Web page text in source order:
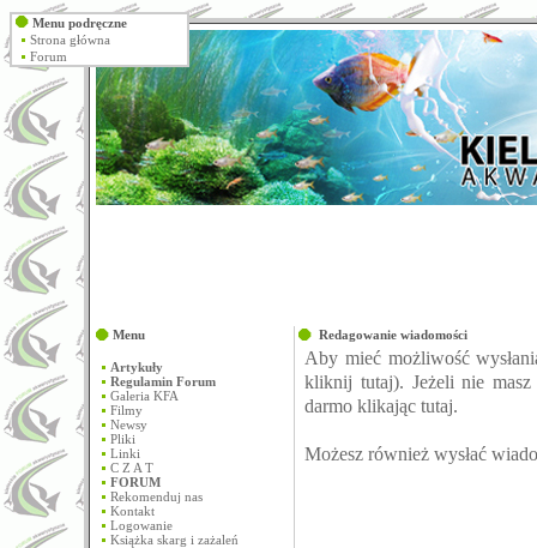
Menu
Artykuły
Regulamin Forum
Galeria KFA
Filmy
Newsy
Pliki
Linki
C Z A T
FORUM
Rekomenduj nas
Kontakt
Logowanie
Książka skarg i zażaleń
Redagowanie wiadomości
Aby mieć możliwość
kliknij tutaj). Jeżeli nie
darmo klikając tutaj.
Możesz również wysłać
Menu podręczne
Strona główna
Forum